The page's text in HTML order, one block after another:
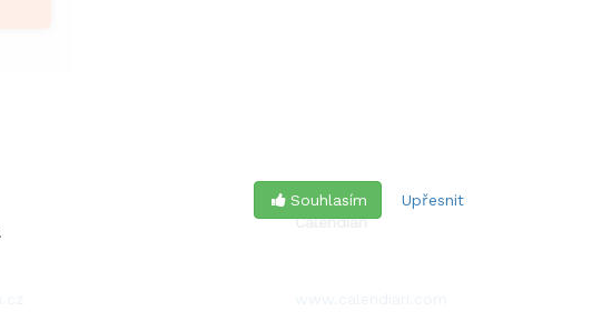
Calendiari
Souhlasím Upřesnit